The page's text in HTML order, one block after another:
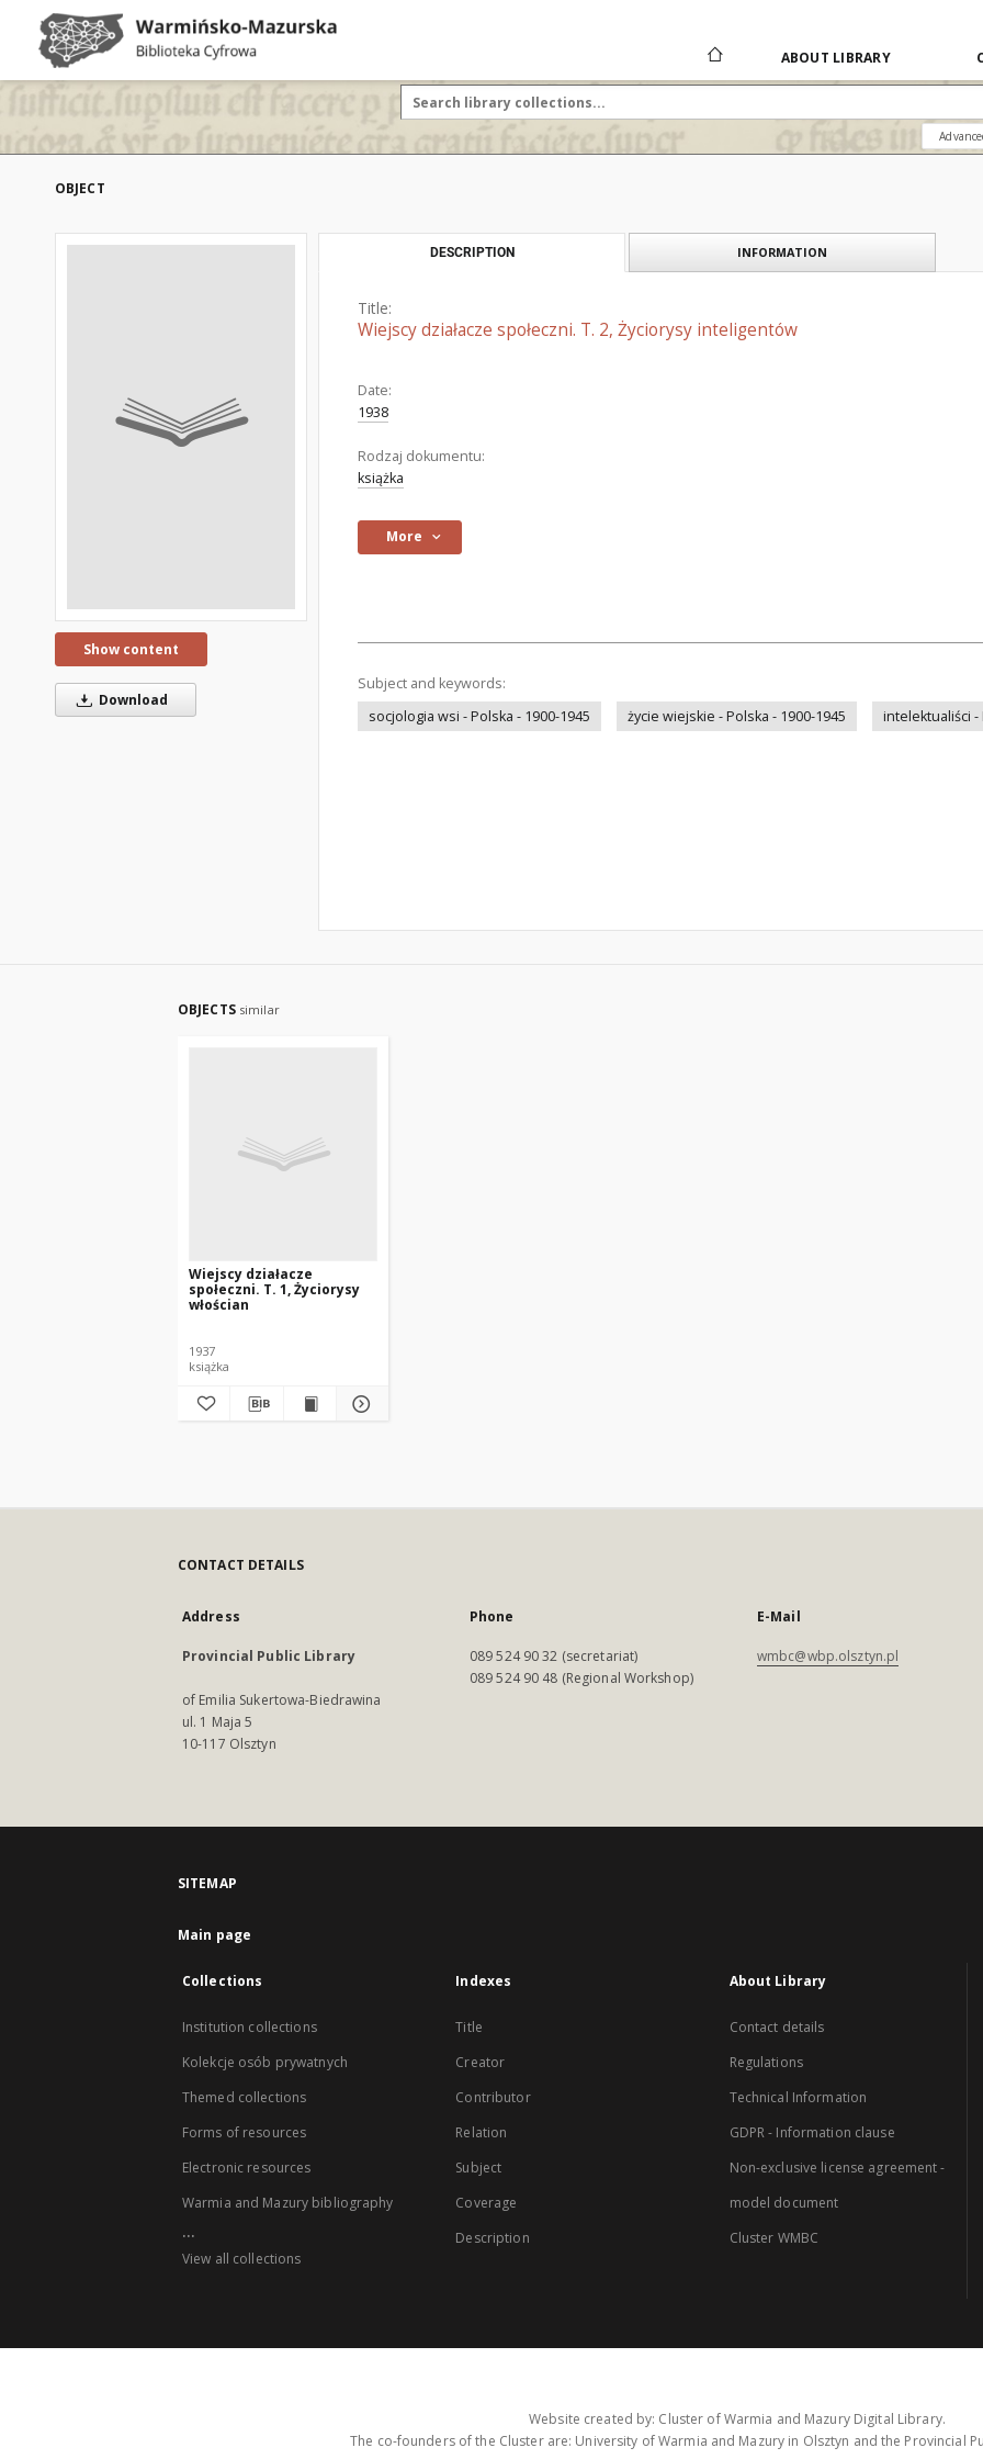
ABOUT LIBRARY
OBJECT
Show content
Download
DESCRIPTION INFORMATION
Title:
Wiejscy działacze społeczni. T. 2, Życiorysy inteligentów
Date:
1938
Rodzaj dokumentu:
książka
More
Subject and keywords:
socjologia wsi - Polska - 1900-1945
życie wiejskie - Polska - 1900-1945 intelektualiści -
OBJECTS similar
Wiejscy działacze
społeczni. T. 1, Życiorysy
włościan
1937
książka
CONTACT DETAILS
Address
Provincial Public Library
of Emilia Sukertowa-Biedrawina
ul. 1 Maja 5
10-117 Olsztyn
Phone
089 524 90 32 (secretariat)
089 524 90 48 (Regional Workshop)
E-Mail
wmbc@wbp.olsztyn.pl
SITEMAP
Main page
Collections
Institution collections
Kolekcje osób prywatnych
Themed collections
Forms of resources
Electronic resources
Warmia and Mazury bibliography
...
View all collections
Indexes
Title
Creator
Contributor
Relation
Subject
Coverage
Description
About Library
Contact details
Regulations
Technical Information
GDPR - Information clause
Non-exclusive license agreement -
model document
Cluster WMBC
Website created by: Cluster of Warmia and Mazury Digital Library.
The co-founders of the Cluster are: University of Warmia and Mazury in Olsztyn and the Provincial